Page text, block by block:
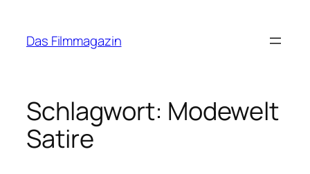
springen
Das Filmmagazin
Schlagwort: Modewelt
Satire